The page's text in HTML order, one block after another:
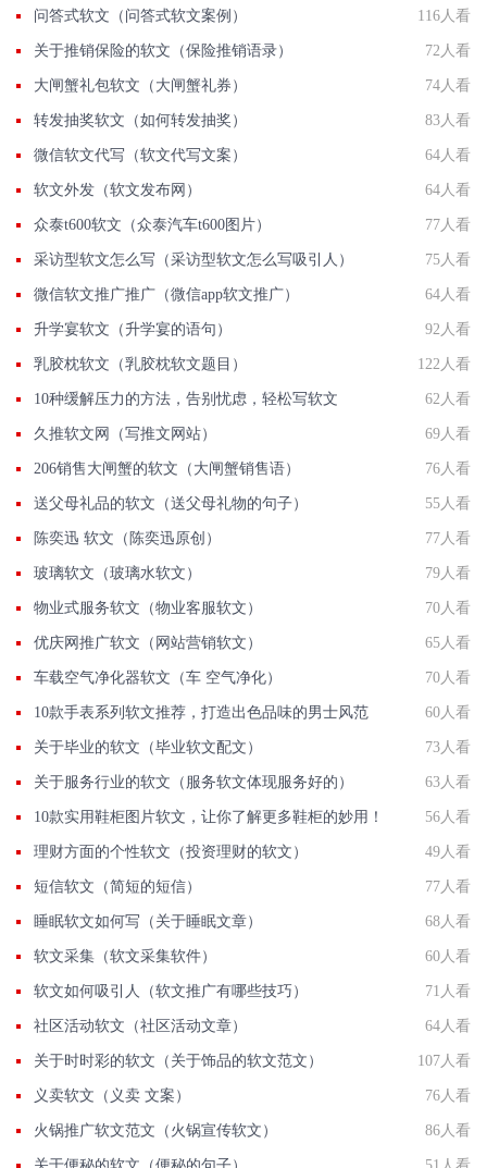
问答式软文（问答式软文案例） 116人看
关于推销保险的软文（保险推销语录） 72人看
大闸蟹礼包软文（大闸蟹礼券） 74人看
转发抽奖软文（如何转发抽奖） 83人看
微信软文代写（软文代写文案） 64人看
软文外发（软文发布网） 64人看
众泰t600软文（众泰汽车t600图片） 77人看
采访型软文怎么写（采访型软文怎么写吸引人） 75人看
微信软文推广推广（微信app软文推广） 64人看
升学宴软文（升学宴的语句） 92人看
乳胶枕软文（乳胶枕软文题目） 122人看
10种缓解压力的方法，告别忧虑，轻松写软文 62人看
久推软文网（写推文网站） 69人看
206销售大闸蟹的软文（大闸蟹销售语） 76人看
送父母礼品的软文（送父母礼物的句子） 55人看
陈奕迅 软文（陈奕迅原创） 77人看
玻璃软文（玻璃水软文） 79人看
物业式服务软文（物业客服软文） 70人看
优庆网推广软文（网站营销软文） 65人看
车载空气净化器软文（车 空气净化） 70人看
10款手表系列软文推荐，打造出色品味的男士风范 60人看
关于毕业的软文（毕业软文配文） 73人看
关于服务行业的软文（服务软文体现服务好的） 63人看
10款实用鞋柜图片软文，让你了解更多鞋柜的妙用！ 56人看
理财方面的个性软文（投资理财的软文） 49人看
短信软文（简短的短信） 77人看
睡眠软文如何写（关于睡眠文章） 68人看
软文采集（软文采集软件） 60人看
软文如何吸引人（软文推广有哪些技巧） 71人看
社区活动软文（社区活动文章） 64人看
关于时时彩的软文（关于饰品的软文范文） 107人看
义卖软文（义卖 文案） 76人看
火锅推广软文范文（火锅宣传软文） 86人看